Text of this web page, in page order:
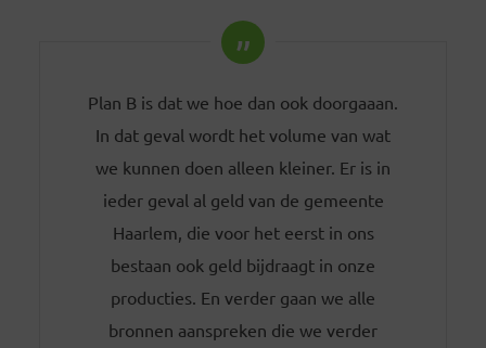
Plan B is dat we hoe dan ook doorgaaan.
In dat geval wordt het volume van wat
we kunnen doen alleen kleiner. Er is in
ieder geval al geld van de gemeente
Haarlem, die voor het eerst in ons
bestaan ook geld bijdraagt in onze
producties. En verder gaan we alle
bronnen aanspreken die we verder